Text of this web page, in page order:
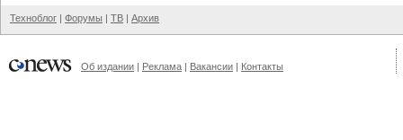
Техноблог | Форумы | ТВ | Архив
Об издании | Реклама | Вакансии | Контакты